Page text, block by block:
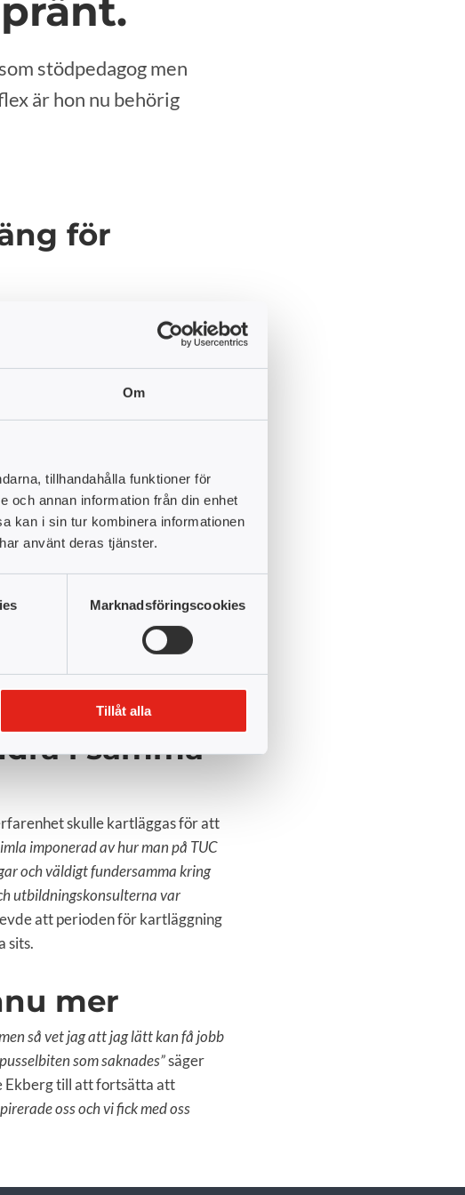
Om
tillhandahålla funktioner för
och annan information från din enhet
kan i sin tur kombinera informationen
använt deras tjänster.
Marknadsföringscookies
Tillåt alla
stödpedagog men
är hon nu behörig
för
att det krävdes 200 YH-
200 YH-poäng.
kommun och skulle söka
Hon började leta på nätet
inom området
i samma
skulle kartläggas för att
imponerad av hur man på TUC
och väldigt fundersamma kring
utbildningskonsulterna var
att perioden för kartläggning
sits.
mer
så vet jag att jag lätt kan få jobb
som saknades”säger
Ekberg till att fortsätta att
oss och vi fick med oss